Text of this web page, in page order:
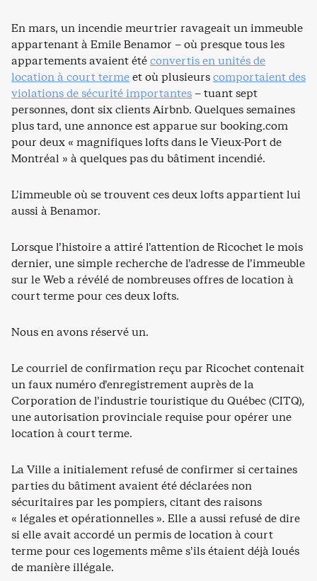
En mars, un incendie meurtrier ravageait un immeuble
appartenant à Emile Benamor – où presque tous les
appartements avaient étéconvertis en unités de
location à court termeet où plusieurscomportaient des
violations de sécurité importantes – tuant sept
personnes, dont six clients Airbnb. Quelques semaines
plus tard, une annonce est apparue sur booking.com
pour deux « magnifiques lofts dans le Vieux-Port de
Montréal » à quelques pas du bâtiment incendié.
L’immeuble où se trouvent ces deux lofts appartient lui
aussi à Benamor.
Lorsque l’histoire a attiré l’attention de Ricochet le mois
dernier, une simple recherche de l’adresse de l’immeuble
sur le Web a révélé de nombreuses offres de location à
court terme pour ces deux lofts.
Nous en avons réservé un.
Le courriel de confirmation reçu par Ricochet contenait
un faux numéro d’enregistrement auprès de la
Corporation de l’industrie touristique du Québec (CITQ),
une autorisation provinciale requise pour opérer une
location à court terme.
La Ville a initialement refusé de confirmer si certaines
parties du bâtiment avaient été déclarées non
sécuritaires par les pompiers, citant des raisons
« légales et opérationnelles ». Elle a aussi refusé de dire
si elle avait accordé un permis de location à court
terme pour ces logements même s’ils étaient déjà loués
de manière illégale.